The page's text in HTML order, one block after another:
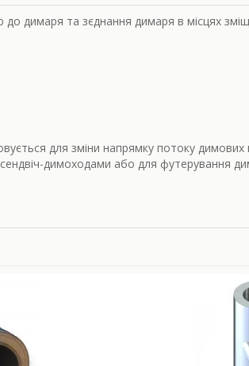
димаря та зєднання димаря в місцях
для зміни напрямку потоку димових
димоходами або для футерування